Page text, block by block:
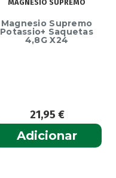
MAGNESIO SUPREMO
Magnesio Supremo
Potassio+ Saquetas
4,8G X24
21,95€
Adicionar